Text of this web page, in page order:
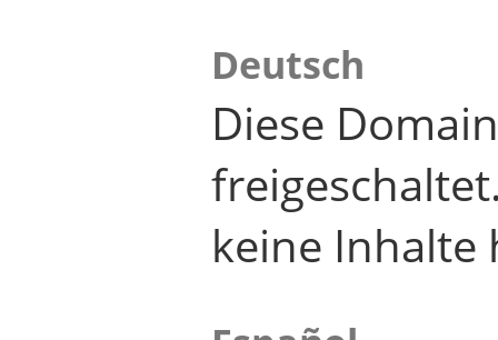
Deutsch
Diese
keine Inhalte